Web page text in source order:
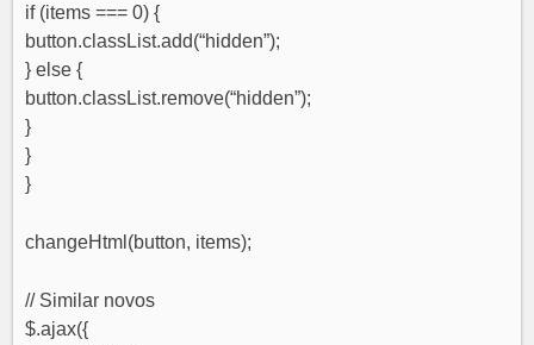
if (items === 0) {
button.classList.add(“hidden”);
} else {
button.classList.remove(“hidden”);
}
}
}
changeHtml(button, items);
// Similar novos
$.ajax({